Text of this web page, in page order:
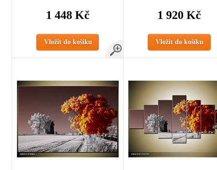
1 448 Kč
Vložit do košíku
1 920 Kč
Vložit do košíku